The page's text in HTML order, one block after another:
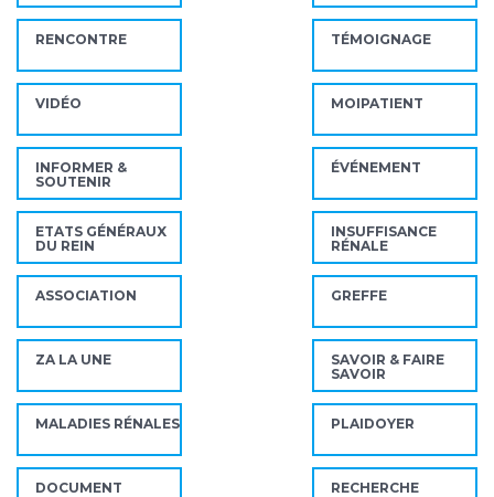
RENCONTRE TÉMOIGNAGE
VIDÉO MOIPATIENT
INFORMER &
SOUTENIR
ÉVÉNEMENT
ETATS GÉNÉRAUX
DU REIN
INSUFFISANCE
RÉNALE
ASSOCIATION GREFFE
ZA LA UNE
SAVOIR & FAIRE
SAVOIR
MALADIES RÉNALES PLAIDOYER
DOCUMENT RECHERCHE